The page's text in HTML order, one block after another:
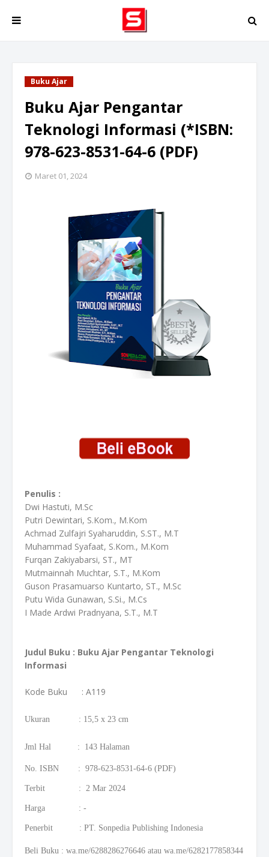
Buku Ajar
Buku Ajar Pengantar
Teknologi Informasi (*ISBN:
978-623-8531-64-6 (PDF)
Maret 01, 2024
Penulis :
Dwi Hastuti, M.Sc
Putri Dewintari, S.Kom., M.Kom
Achmad Zulfajri Syaharuddin, S.ST., M.T
Muhammad Syafaat, S.Kom., M.Kom
Furqan Zakiyabarsi, ST., MT
Mutmainnah Muchtar, S.T., M.Kom
Guson Prasamuarso Kuntarto, ST., M.Sc
Putu Wida Gunawan, S.Si., M.Cs
I Made Ardwi Pradnyana, S.T., M.T
Judul Buku : Buku Ajar Pengantar Teknologi
Informasi
Kode Buku : A119
Ukuran : 15,5 x 23 cm
Jml Hal : 143 Halaman
No. ISBN : 978-623-8531-64-6 (PDF)
Terbit : 2 Mar 2024
Harga : -
Penerbit : PT. Sonpedia Publishing Indonesia
Beli Buku : wa.me/6288286276646 atau wa.me/6282177858344